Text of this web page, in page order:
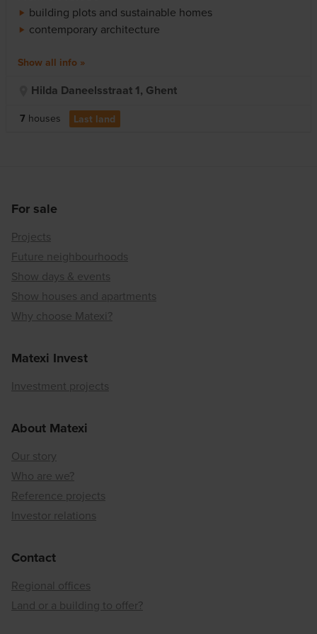
building plots and sustainable homes
contemporary architecture
Show all info
Hilda Daneelsstraat 1, Ghent
7 houses Last land
For sale
Projects
Future neighbourhoods
Show days & events
Show houses and apartments
Why choose Matexi?
Matexi Invest
Investment projects
About Matexi
Our story
Who are we?
Reference projects
Investor relations
Contact
Regional offices
Land or a building to offer?